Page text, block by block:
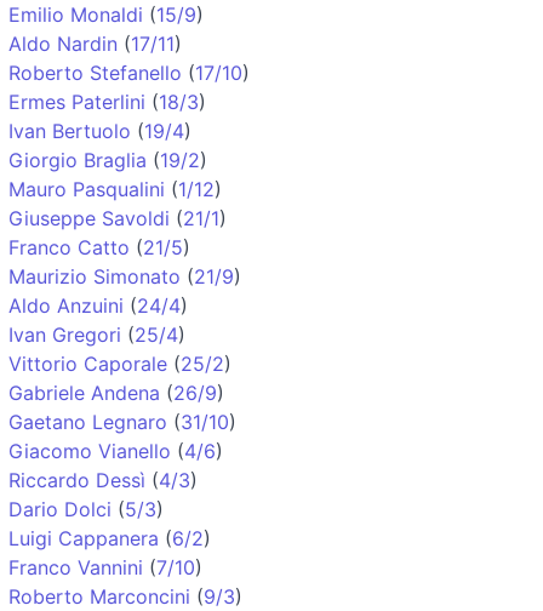
Emilio Monaldi (15/9)
Aldo Nardin (17/11)
Roberto Stefanello (17/10)
Ermes Paterlini (18/3)
Ivan Bertuolo (19/4)
Giorgio Braglia (19/2)
Mauro Pasqualini (1/12)
Giuseppe Savoldi (21/1)
Franco Catto (21/5)
Maurizio Simonato (21/9)
Aldo Anzuini (24/4)
Ivan Gregori (25/4)
Vittorio Caporale (25/2)
Gabriele Andena (26/9)
Gaetano Legnaro (31/10)
Giacomo Vianello (4/6)
Riccardo Dessì (4/3)
Dario Dolci (5/3)
Luigi Cappanera (6/2)
Franco Vannini (7/10)
Roberto Marconcini (9/3)